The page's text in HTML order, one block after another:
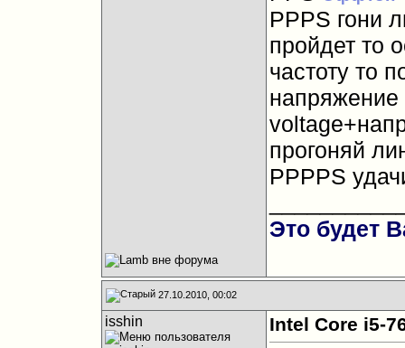
PPPS гони
пройдет то
частоту то
напряжение
прогоняй
PPPPS
Это будет
27.10.2010, 00:02
isshin Intel Core i5-